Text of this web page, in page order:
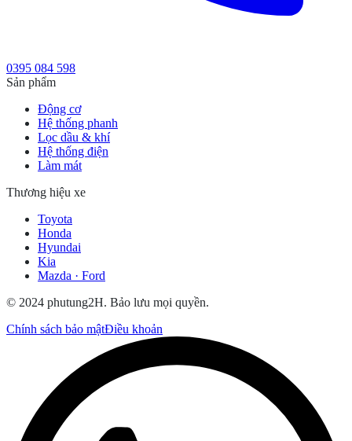
0395 084 598
Sản phẩm
Động cơ
Hệ thống phanh
Lọc dầu & khí
Hệ thống điện
Làm mát
Thương hiệu xe
Toyota
Honda
Hyundai
Kia
Mazda · Ford
© 2024 phutung2H. Bảo lưu mọi quyền.
Chính sách bảo mậtĐiều khoản